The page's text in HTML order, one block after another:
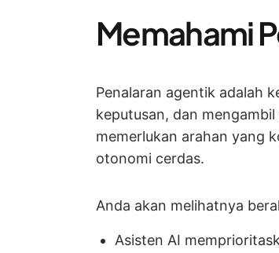
Memahami
Penalaran agentik adalah
keputusan, dan
memerlukan arahan yang
otonomi cerdas.
Anda akan melihatnya
Asisten AI